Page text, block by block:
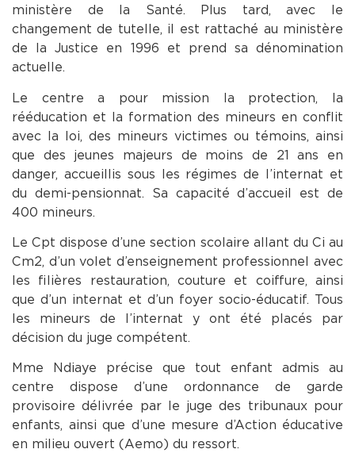
ministère de la Santé. Plus tard, avec le
changement de tutelle, il est rattaché au ministère
de la Justice en 1996 et prend sa dénomination
actuelle.
Le centre a pour mission la protection, la
rééducation et la formation des mineurs en conflit
avec la loi, des mineurs victimes ou témoins, ainsi
que des jeunes majeurs de moins de 21 ans en
danger, accueillis sous les régimes de l’internat et
du demi-pensionnat. Sa capacité d’accueil est de
400 mineurs.
Le Cpt dispose d’une section scolaire allant du Ci au
Cm2, d’un volet d’enseignement professionnel avec
les filières restauration, couture et coiffure, ainsi
que d’un internat et d’un foyer socio-éducatif. Tous
les mineurs de l’internat y ont été placés par
décision du juge compétent.
Mme Ndiaye précise que tout enfant admis au
centre dispose d’une ordonnance de garde
provisoire délivrée par le juge des tribunaux pour
enfants, ainsi que d’une mesure d’Action éducative
en milieu ouvert (Aemo) du ressort.